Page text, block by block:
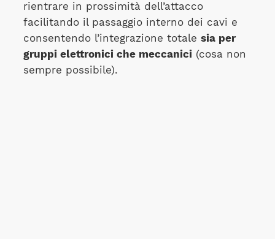
rientrare in prossimità dell’attacco
facilitando il passaggio interno dei cavi e
consentendo l’integrazione totale sia per
gruppi elettronici che meccanici(cosa non
sempre possibile).